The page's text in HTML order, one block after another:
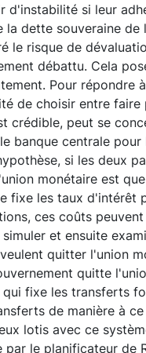
si leur
dette souveraine
risque de
débattu. Cela
Pour
de choisir entre
crédible, peut se
banque centrale
si les deux
monétaire est
fixe les taux d'intérêt
ces coûts
et ensuite
quitter l'union
quitte
fixe les transferts
de manière à
lotis avec ce
le planificateur de